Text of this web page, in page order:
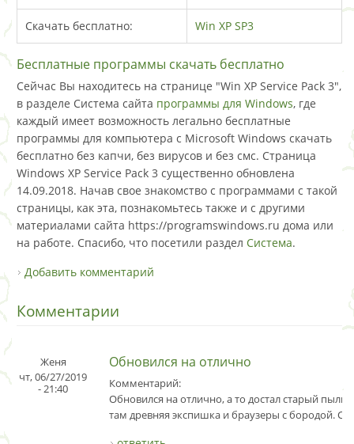
Скачать бесплатно: Win XP SP3
Бесплатные программы скачать бесплатно
Сейчас Вы находитесь на странице "Win XP Service Pack 3",
в разделе Система сайта программы для Windows, где
каждый имеет возможность легально бесплатные
программы для компьютера с Microsoft Windows скачать
бесплатно без капчи, без вирусов и без смс. Страница
Windows XP Service Pack 3 существенно обновлена
14.09.2018. Начав свое знакомство с программами с такой
страницы, как эта, познакомьтесь также и с другими
материалами сайта https://programswindows.ru дома или
на работе. Спасибо, что посетили раздел Система.
Добавить комментарий
Комментарии
Женя
чт, 06/27/2019
- 21:40
Обновился на отлично
Комментарий:
Обновился на отлично, а то достал старый
там древняя экспишка и браузеры с бородой.